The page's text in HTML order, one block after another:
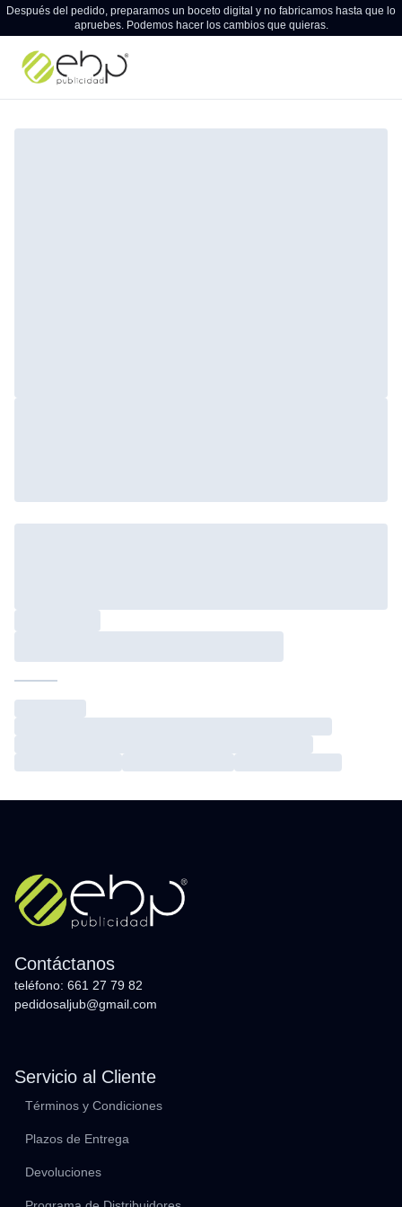
Después del pedido, preparamos un boceto digital y no fabricamos hasta que lo
apruebes. Podemos hacer los cambios que quieras.
Contáctanos
teléfono: 661 27 79 82
pedidosaljub@gmail.com
Servicio al Cliente
Términos y Condiciones
Plazos de Entrega
Devoluciones